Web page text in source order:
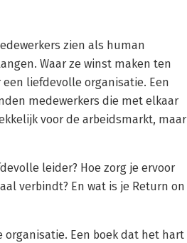
zien als human
Waar ze winst maken ten
liefdevolle organisatie. Een
medewerkers die met elkaar
voor de arbeidsmarkt, maar
leider? Hoe zorg je ervoor
verbindt? En wat is je Return on
organisatie. Een boek dat het hart